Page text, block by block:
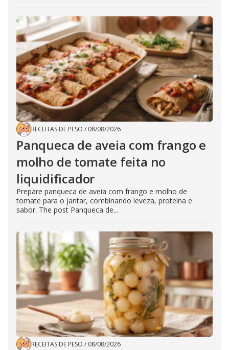
RECEITAS DE PESO / 08/08/2026
Panqueca de aveia com frango e
molho de tomate feita no
liquidificador
Prepare panqueca de aveia com frango e molho de
tomate para o jantar, combinando leveza, proteína e
sabor. The post Panqueca de...
RECEITAS DE PESO / 08/08/2026